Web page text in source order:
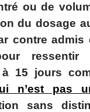
ou de
du dosage
contre admis
ressentir
à 15 jours
n’est pas
sans